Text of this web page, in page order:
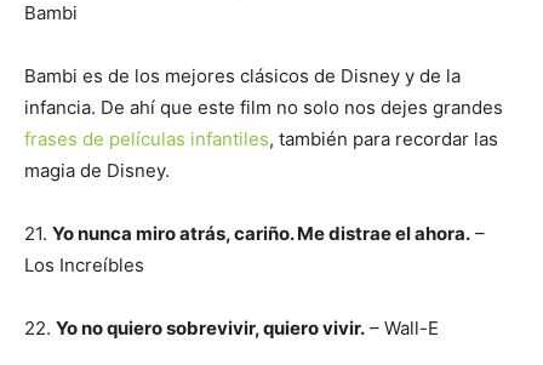
Bambi
Bambi es de los mejores clásicos de Disney y de la
infancia. De ahí que este film no solo nos dejes grandes
frases de películas infantiles, también para recordar las
magia de Disney.
21. Yo nunca miro atrás, cariño. Me distrae el ahora. –
Los Increíbles
22. Yo no quiero sobrevivir, quiero vivir. – Wall-E